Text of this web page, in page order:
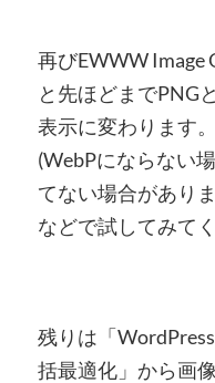
再びEWWW Image
と先ほどまでPNG
表示に変わります。
(WebPにならない
てない場合があり
などで試してみて
残りは「
括最適化」から画